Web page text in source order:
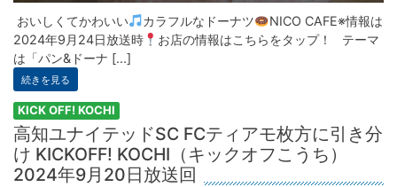
おいしくてかわいい カラフルなドーナツ
NICO CAFE※情報は
2024年9月24日放送時
お店の情報はこちらをタップ！ テーマ
は「パン&ドーナ [...]
続きを見る
KICK OFF! KOCHI
高知ユナイテッドSC FCティアモ枚方に引き分
け KICKOFF! KOCHI（キックオフこうち）
2024年9月20日放送回